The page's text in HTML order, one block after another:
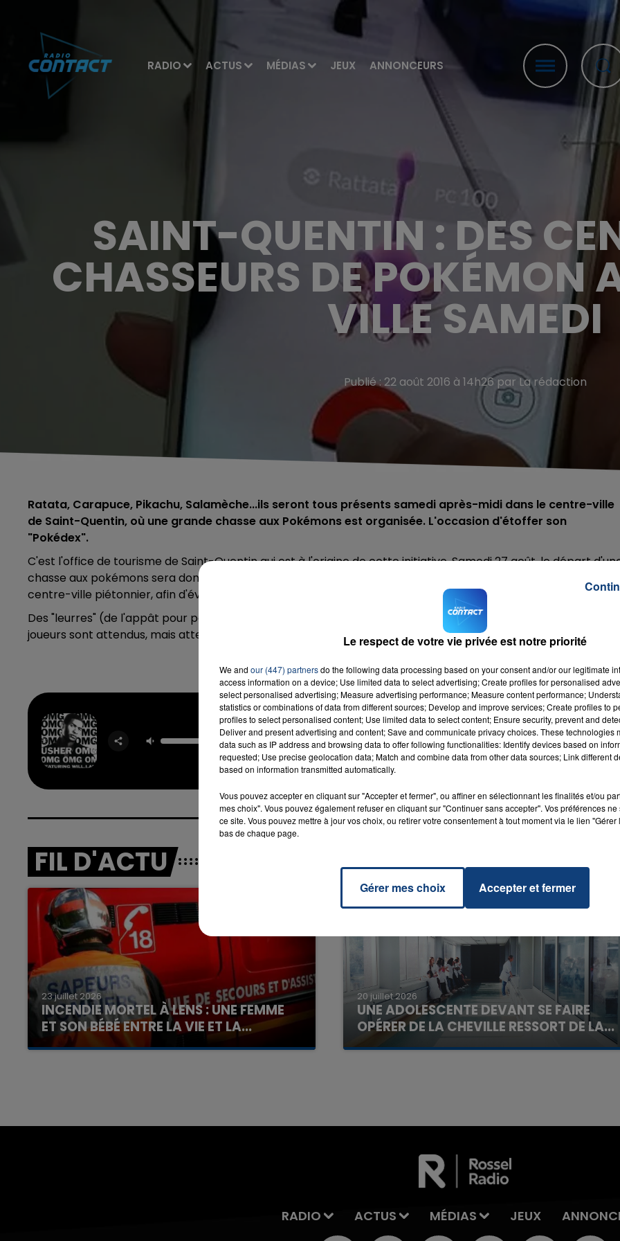
RADIO ACTUS MÉDIAS JEUX ANNONCEURS
LA TEAM DU WEEK-END
16h00 - 20h00
LA TEAM DU WEEK-END
SAINT-QUENTIN : DES
CHASSEURS DE POKÉMON
VILLE SAMEDI
Publié : 22 août 2016 à 14h26 par La rédaction
Ratata, Carapuce, Pikachu, Salamèche...ils seront tous présents samedi après-midi dans le centre-ville
de Saint-Quentin, où une grande chasse aux Pokémons est organisée. L'occasion d'étoffer son
"Pokédex".
C'est l'office de tourisme de Saint-Quentin qui est à l'origine de cette initiative. Samedi 27 août, le départ
chasse aux pokémons sera donnée à 17 heures, place de l'Hôtel de Ville. Elle se tiendra uniquement dans le
centre-ville piétonnier, afin d'éviter les problèmes avec la circulation des automobilistes.
Des "leurres" (de l'appât pour pokémons) ont été achetés spécialement pour l'occasion. Des centaines de
joueurs sont attendus, mais attention : pour participer, il faut s'inscrire sur
la page Facebook de l'événement
Omg
USHER & WILL I
AM
RADIO CONTACT
FIL D'ACTU
23 juillet 2026
INCENDIE MORTEL À LENS : UNE FEMME
ET SON BÉBÉ ENTRE LA VIE ET LA...
Un homme s'est immolé par le feu après avoir
20 juillet 2026
UNE ADOLESCENTE DEVANT SE FAIRE
OPÉRER DE LA CHEVILLE RESSORT DE LA...
La famille a porté plainte contre la clinique qui a
RADIO ACTUS MÉDIAS JEUX
Le respect de votre vie privée est notre priorité
We and our (447) partnersdo the following data processing based on your consent and/or our legitimate
access information on a device; Use limited data to select advertising; Create profiles for personalised
select personalised advertising; Measure advertising performance; Measure content performance;
statistics or combinations of data from different sources; Develop and improve services; Create profiles to
profiles to select personalised content; Use limited data to select content; Ensure security, prevent and
Deliver and present advertising and content; Save and communicate privacy choices. These technologies
data such as IP address and browsing data to offer following functionalities: Identify devices based on
requested; Use precise geolocation data; Match and combine data from other data sources; Link different
based on information transmitted automatically.
Vous pouvez accepter en cliquant sur "Accepter et fermer", ou affiner en sélectionnant les finalités et/ou
mes choix". Vous pouvez également refuser en cliquant sur "Continuer sans accepter". Vos préférences
ce site. Vous pouvez mettre à jour vos choix, ou retirer votre consentement à tout moment via le lien
bas de chaque page.
Gérer mes choix Accepter et fermer